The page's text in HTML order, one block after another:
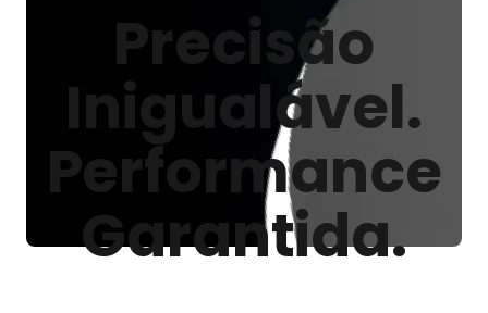
Precisão
Inigualável.
Performance
Garantida.